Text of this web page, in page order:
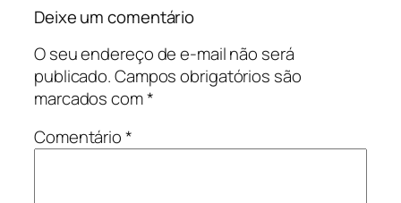
Deixe um comentário
O seu endereço de e-mail não será
publicado.Campos obrigatórios são
marcados com*
Comentário*